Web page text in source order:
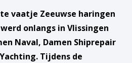
vaatje Zeeuwse haringen
onlangs in Vlissingen
Naval, Damen Shiprepair
Tijdens de